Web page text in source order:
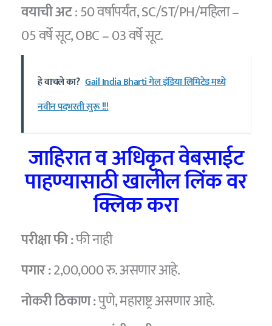
वयाची अट: 50 वर्षापर्यंत, SC/ST/PH/महिला –
05 वर्षे सूट, OBC – 03 वर्षे सूट.
हे वाचले का? Gail India Bharti गेल इंडिया लिमिटेड मध्ये
नवीन पदभरती सुरू !!!
जाहिरात व अधिकृत वेबसाईट
पाहण्यासाठी खालील लिंक वर
क्लिक करा
परीक्षा फी :फी नाही
पगार :2,00,000 रु. असणार आहे.
नोकरी ठिकाण :पुणे, महाराष्ट्र असणार आहे.